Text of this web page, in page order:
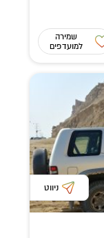
שמירה
למועדפים
ניווט